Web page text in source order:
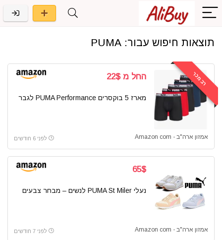
תוצאות חיפוש עבור:
רב מכר החל מ 22$
מארז 5 בוקסרים PUMA Performance לגבר
אמזון ארה"ב - Amazon com לפני 6 חודשים
65$
נעלי PUMA St Miler לנשים – מבחר צבעים
אמזון ארה"ב - Amazon com לפני 7 חודשים